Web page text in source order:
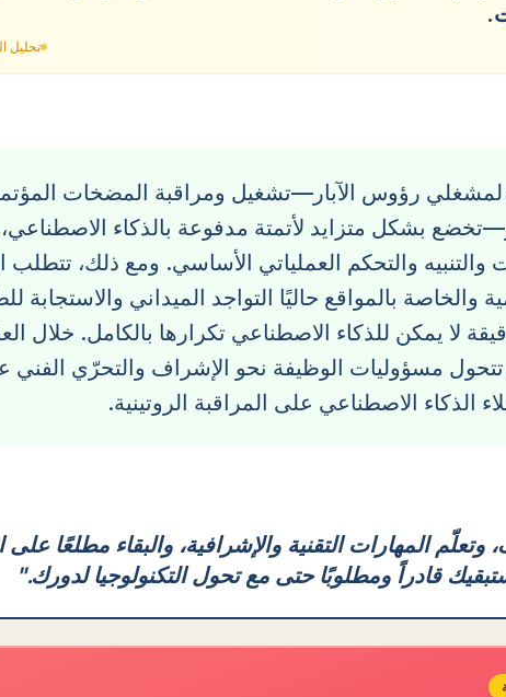
تحليل
لمشغلي رؤوس الآبار—تشغيل ومراقبة المضخات
بشكل متزايد لأتمتة مدفوعة بالذكاء
والتنبيه والتحكم العملياتي الأساسي. ومع ذلك، تتطلب
والخاصة بالمواقع حاليًا التواجد الميداني والاستجابة
لا يمكن للذكاء الاصطناعي تكرارها بالكامل. خلال
تتحول مسؤوليات الوظيفة نحو الإشراف والتحرّي الفني
الذكاء الاصطناعي على المراقبة الروتينية.
وتعلّم المهارات التقنية والإشرافية، والبقاء مطلعًا على
قادراً ومطلوبًا حتى مع تحول التكنولوجيا لدورك."